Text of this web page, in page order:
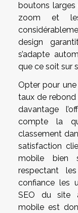
boutons larges
zoom et
design
s’adapte
que ce soit sur
Opter pour
taux de
davantage
compte la
classement
satisfaction
mobile bien
respectant
confiance les
SEO du site
mobile est